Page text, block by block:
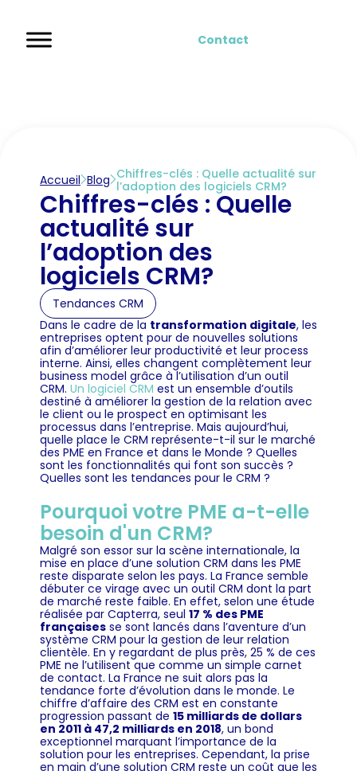
Contact
Accueil Blog Chiffres-clés : Quelle actualité sur
l’adoption des logiciels CRM?
Chiffres-clés : Quelle
actualité sur
l’adoption des
logiciels CRM?
Tendances CRM
Dans le cadre de la transformation digitale, les
entreprises optent pour de nouvelles solutions
afin d’améliorer leur productivité et leur process
interne. Ainsi, elles changent complètement leur
business model grâce à l’utilisation d’un outil
CRM. Un logiciel CRM est un ensemble d’outils
destiné à améliorer la gestion de la relation avec
le client ou le prospect en optimisant les
processus dans l’entreprise. Mais aujourd’hui,
quelle place le CRM représente-t-il sur le marché
des PME en France et dans le Monde ? Quelles
sont les fonctionnalités qui font son succès ?
Quelles sont les tendances pour le CRM ?
Pourquoi votre PME a-t-elle
besoin d'un CRM?
Malgré son essor sur la scène internationale, la
mise en place d’une solution CRM dans les PME
reste disparate selon les pays. La France semble
débuter ce virage avec un outil CRM dont la part
de marché reste faible. En effet, selon une étude
réalisée par Capterra, seul 17 % des PME
françaises se sont lancés dans l’aventure d’un
système CRM pour la gestion de leur relation
clientèle. En y regardant de plus près, 25 % de ces
PME ne l’utilisent que comme un simple carnet
de contact. La France ne suit alors pas la
tendance forte d’évolution dans le monde. Le
chiffre d’affaire des CRM est en constante
progression passant de 15 milliards de dollars
en 2011 à 47,2 milliards en 2018, un bond
exceptionnel marquant l’importance de la
solution pour les entreprises. Cependant, la prise
en main d’une solution CRM reste un coût que les